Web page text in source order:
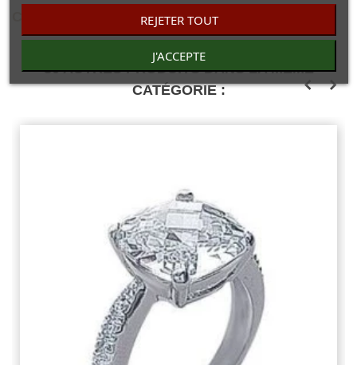
30 AUTRES PRODUITS DANS LA MÊME
CATÉGORIE :
REJETER TOUT
J'ACCEPTE